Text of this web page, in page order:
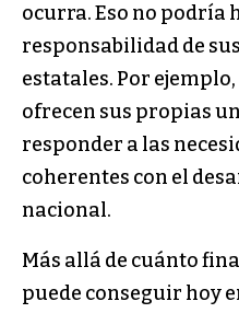
ocurra. Eso no podría
responsabilidad de
estatales. Por
ofrecen sus propias
responder a las
coherentes con el
nacional.
Más allá de cuánto
puede conseguir hoy